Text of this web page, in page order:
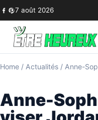
Skip to content
7 août 2026
Home / Actualités / Anne-
Anne-